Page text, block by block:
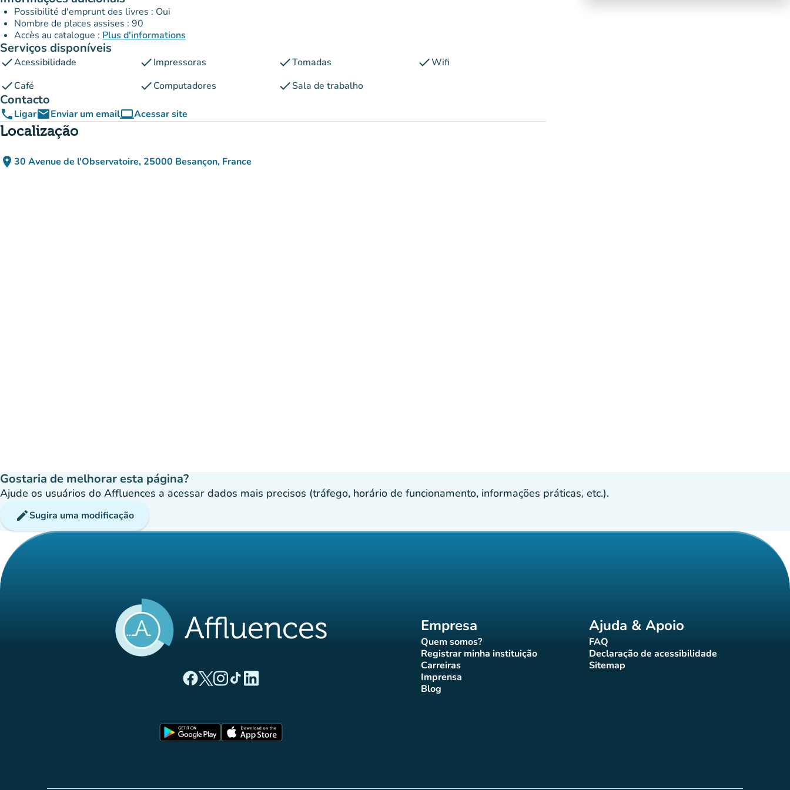
Possibilité d'emprunt des livres : Oui
Nombre de places assises : 90
Accès au catalogue : Plus d'informations
Serviços disponíveis
checkAcessibilidade checkImpressoras checkTomadas checkWifi
checkCafé checkComputadores checkSala de trabalho
Contacto
phoneLigaremailEnviar um emailcomputerAcessar site
(novo separador)
Localização
place 30 Avenue de l'Observatoire, 25000 Besançon, France
(abrir no Google Maps)
(novo separador)
Gostaria de melhorar esta página?
Ajude os usuários do Affluences a acessar dados mais precisos (tráfego, horário de funcionamento, informações práticas, etc.).
editSugira uma modificação
(novo separador)
(novo separador)
(novo separador)
(novo separador)
(novo separador)
Empresa
Quem somos?(novo separador)
Registrar minha instituição
(novo separador)
Carreiras(novo separador)
Imprensa(novo separador)
Blog(novo separador)
Ajuda & Apoio
FAQ(novo separador)
Declaração de acessibilidade
(novo separador)
Sitemap(novo separador)